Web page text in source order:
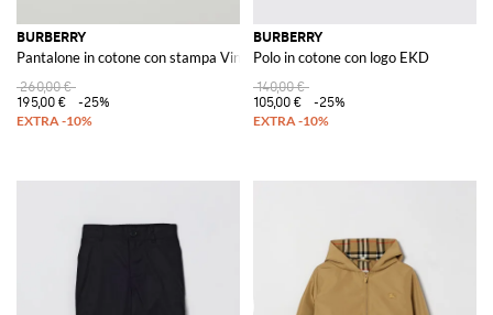
BURBERRY
Pantalone in cotone con stampa Vintage Check
260,00 €
195,00 €
-25%
BURBERRY
Polo in cotone con logo EKD
140,00 €
105,00 €
-25%